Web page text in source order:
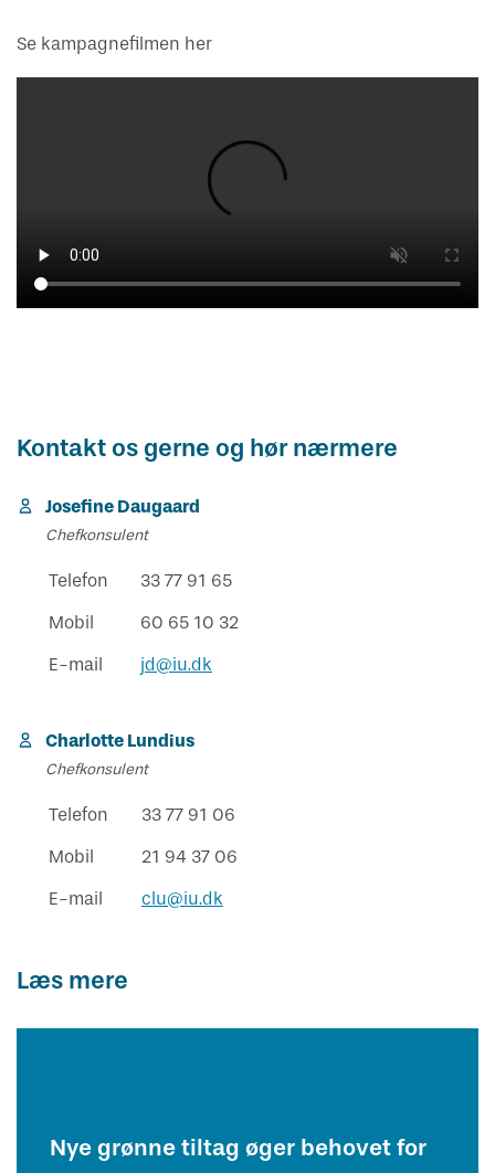
Se kampagnefilmen her
Kontakt os gerne og hør nærmere
Josefine Daugaard
Chefkonsulent
Telefon
33 77 91 65
Mobil
60 65 10 32
E-mail
jd@iu.dk
Charlotte Lundius
Chefkonsulent
Telefon
33 77 91 06
Mobil
21 94 37 06
E-mail
clu@iu.dk
Læs mere
Nye grønne tiltag øger behovet for